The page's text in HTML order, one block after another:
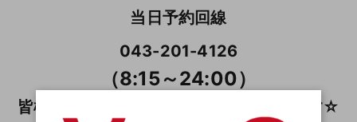
当日予約回線
043-201-4126
（8:15～24:00）
皆様のご指名ご来店、お待ちしております☆